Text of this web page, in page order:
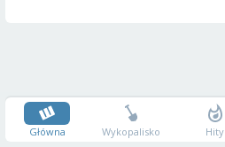
Główna Wykopalisko Hity